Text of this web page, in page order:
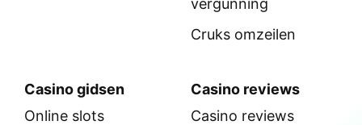
Cruks omzeilen
Casino gidsen
Online slots
Casino reviews
Casino reviews